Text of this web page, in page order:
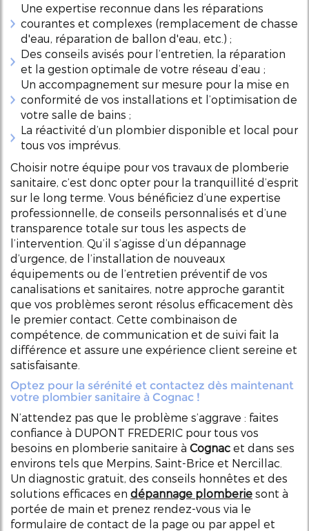
Une expertise reconnue dans les réparations
courantes et complexes (remplacement de chasse
d'eau, réparation de ballon d'eau, etc.) ;
Des conseils avisés pour l’entretien, la réparation
et la gestion optimale de votre réseau d’eau ;
Un accompagnement sur mesure pour la mise en
conformité de vos installations et l’optimisation de
votre salle de bains ;
La réactivité d’un plombier disponible et local pour
tous vos imprévus.
Choisir notre équipe pour vos travaux de plomberie
sanitaire, c’est donc opter pour la tranquillité d’esprit
sur le long terme. Vous bénéficiez d’une expertise
professionnelle, de conseils personnalisés et d’une
transparence totale sur tous les aspects de
l’intervention. Qu’il s’agisse d’un dépannage
d’urgence, de l’installation de nouveaux
équipements ou de l’entretien préventif de vos
canalisations et sanitaires, notre approche garantit
que vos problèmes seront résolus efficacement dès
le premier contact. Cette combinaison de
compétence, de communication et de suivi fait la
différence et assure une expérience client sereine et
satisfaisante.
Optez pour la sérénité et contactez dès maintenant
votre plombier sanitaire à Cognac !
N’attendez pas que le problème s’aggrave : faites
confiance à DUPONT FREDERIC pour tous vos
besoins en plomberie sanitaire à Cognac et dans ses
environs tels que Merpins, Saint-Brice et Nercillac.
Un diagnostic gratuit, des conseils honnêtes et des
solutions efficaces en dépannage plomberie sont à
portée de main et prenez rendez-vous via le
formulaire de contact de la page ou par appel et